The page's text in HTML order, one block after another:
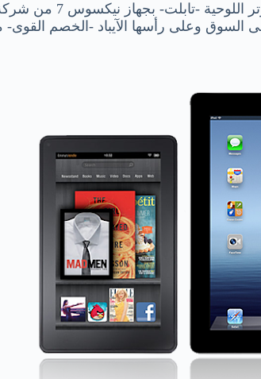
السوق وعلى رأسها الآيباد -الخصم القوى-